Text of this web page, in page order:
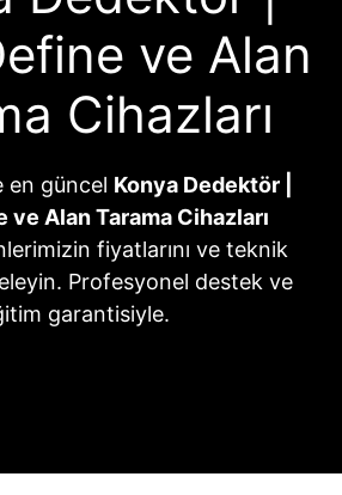
ve Alan
Cihazları
en güncel Konya Dedektör |
ve Alan Tarama Cihazları
fiyatlarını ve teknik
Profesyonel destek ve
garantisiyle.